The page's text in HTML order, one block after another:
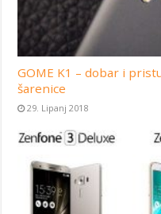
GOME K1 – dobar i
šarenice
29. Lipanj 2018